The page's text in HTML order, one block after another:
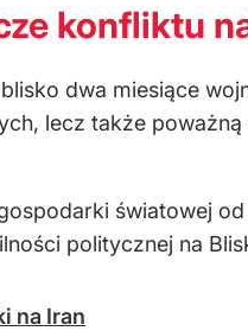
konfliktu
dwa miesiące
lecz także
światowej
politycznej na
na Iran